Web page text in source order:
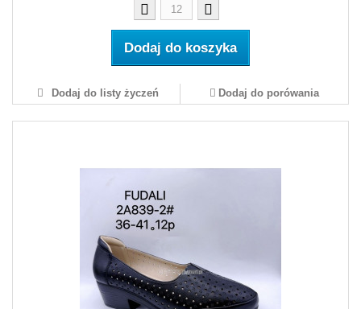
Dodaj do koszyka
Dodaj do listy życzeń Dodaj do porówania